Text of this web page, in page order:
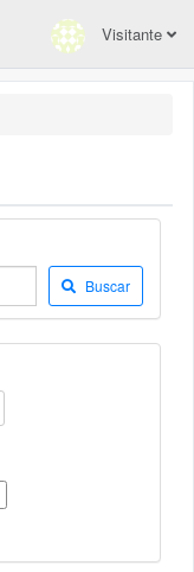
Visitante
Buscar